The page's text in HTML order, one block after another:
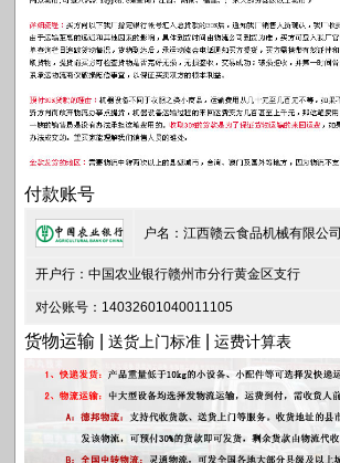
付款账号
户名：江西赣云食品机械有限公司
开户行：中国农业银行赣州市分行黄金区支行
对公账号：14032601040011105
货物运输 |送货上门标准 |运费计算表